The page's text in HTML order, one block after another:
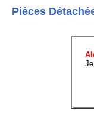
Pièces